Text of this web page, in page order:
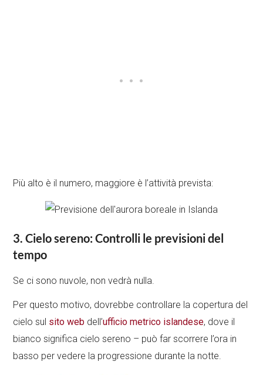
Più alto è il numero, maggiore è l’attività prevista:
3. Cielo sereno: Controlli le previsioni del
tempo
Se ci sono nuvole, non vedrà nulla.
Per questo motivo, dovrebbe controllare la copertura del
cielo sul sito web dell’ufficio metrico islandese, dove il
bianco significa cielo sereno – può far scorrere l’ora in
basso per vedere la progressione durante la notte.